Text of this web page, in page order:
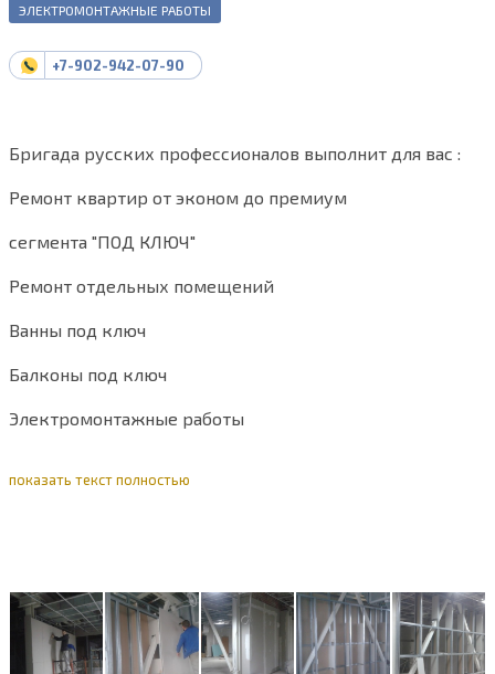
ЭЛЕКТРОМОНТАЖНЫЕ РАБОТЫ
+7-902-942-07-90
Бригада русских профессионалов выполнит для вас :
Ремонт квартир от эконом до премиум
сегмента "ПОД КЛЮЧ"
Ремонт отдельных помещений
Ванны под ключ
Балконы под ключ
Электромонтажные работы
Установка дверей
Работа с гкл и др.
показать текст полностью